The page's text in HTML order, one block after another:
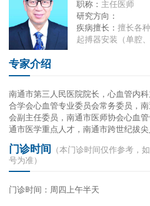
职称： 主任医师
研究方向：
疾病擅长： 擅长各
起搏器安装（单腔
专家介绍
南通市第三人民医院院长，心血管内
合学会心血管专业委员会常务委员，
会副主任委员，南通市医师协会心血
通市医学重点人才，南通市跨世纪拔
门诊时间
（本门诊时间仅作参考，
号为准）
门诊时间：周四上午半天